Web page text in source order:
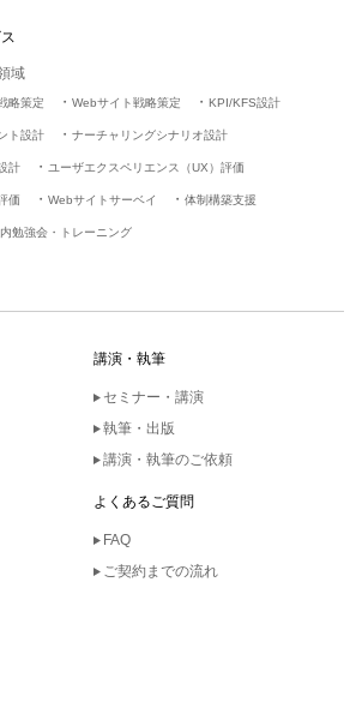
域
略策定 Webサイト戦略策定 KPI/KFS設計
ト設計 ナーチャリングシナリオ設計
計 ユーザエクスペリエンス（UX）評価
価 Webサイトサーベイ 体制構築支援
勉強会・トレーニング
講演・執筆
セミナー・講演
執筆・出版
講演・執筆のご依頼
よくあるご質問
FAQ
ご契約までの流れ